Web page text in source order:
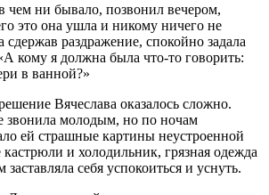
чем ни бывало, позвонил вечером,
это она ушла и никому ничего не
сдержав раздражение, спокойно задала
кому я должна была что-то говорить:
в ванной?»
Вячеслава оказалось сложно.
звонила молодым, но по ночам
ей страшные картины неустроенной
и холодильник, грязная одежда
себя успокоиться и уснуть.